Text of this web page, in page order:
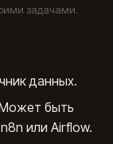
задачами.
данных.
быть
или Airflow.